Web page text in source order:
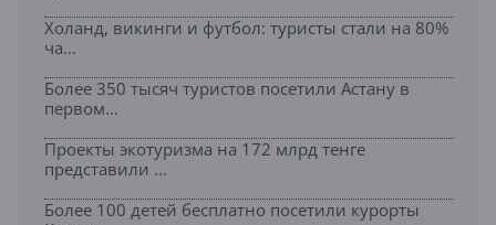
Холанд, викинги и футбол: туристы стали на 80%
ча...
Более 350 тысяч туристов посетили Астану в
первом...
Проекты экотуризма на 172 млрд тенге
представили ...
Более 100 детей бесплатно посетили курорты